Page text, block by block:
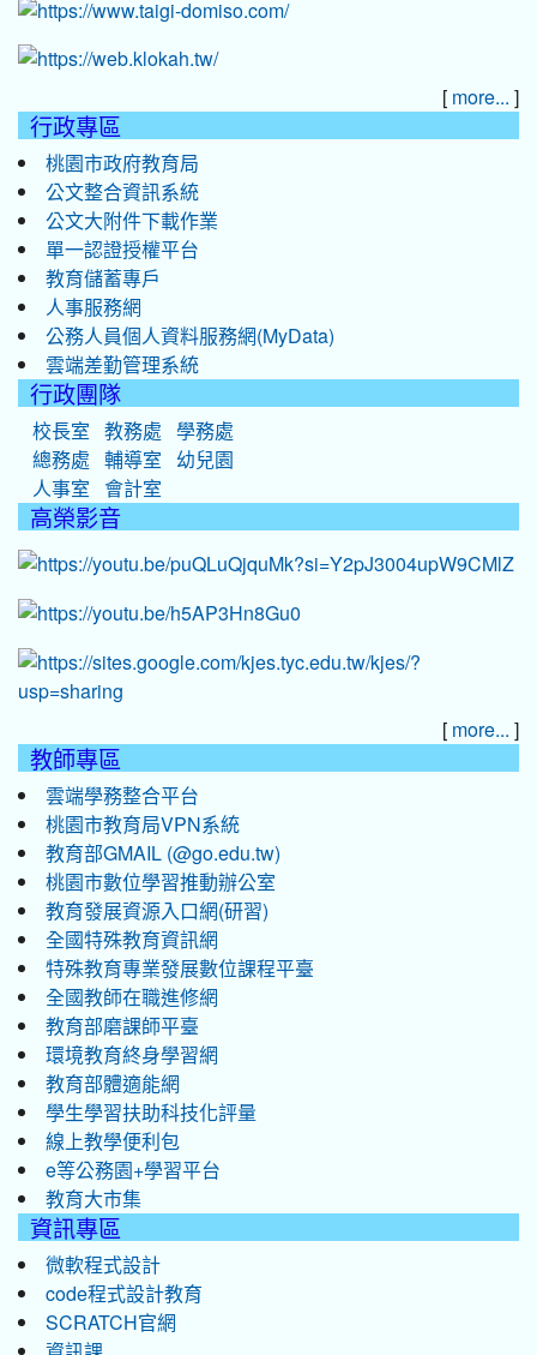
[ more... ]
行政專區
桃園市政府教育局
公文整合資訊系統
公文大附件下載作業
單一認證授權平台
教育儲蓄專戶
人事服務網
公務人員個人資料服務網(MyData)
雲端差勤管理系統
行政團隊
校長室 教務處
學務處
總務處
輔導室
幼兒園
人事室
會計室
高榮影音
[ more... ]
教師專區
雲端學務整合平台
桃園市教育局VPN系統
教育部GMAIL (@go.edu.tw)
桃園市數位學習推動辦公室
教育發展資源入口網(研習)
全國特殊教育資訊網
特殊教育專業發展數位課程平臺
全國教師在職進修網
教育部磨課師平臺
環境教育終身學習網
教育部體適能網
學生學習扶助科技化評量
線上教學便利包
e等公務園+學習平台
教育大市集
資訊專區
微軟程式設計
code程式設計教育
SCRATCH官網
資訊課